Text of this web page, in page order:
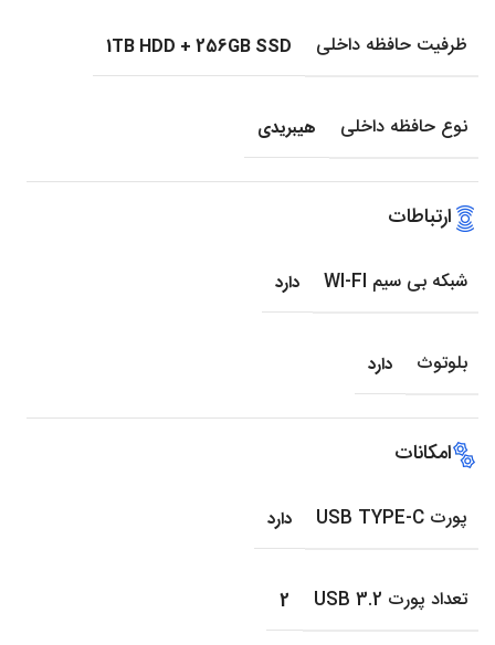
ظرفیت حافظه داخلی 1TB HDD + 256GB SSD
نوع حافظه داخلی هیبریدی
ارتباطات
شبکه بی سیم WI-FI دارد
بلوتوث دارد
امکانات
پورت USB TYPE-C دارد
تعداد پورت USB 3.2 2